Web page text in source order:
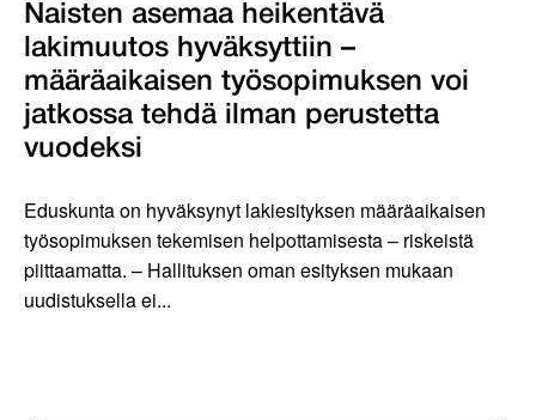
Naisten asemaa heikentävä
lakimuutos hyväksyttiin –
määräaikaisen työsopimuksen voi
jatkossa tehdä ilman perustetta
vuodeksi
Eduskunta on hyväksynyt lakiesityksen määräaikaisen
työsopimuksen tekemisen helpottamisesta – riskeistä
piittaamatta. – Hallituksen oman esityksen mukaan
uudistuksella ei...